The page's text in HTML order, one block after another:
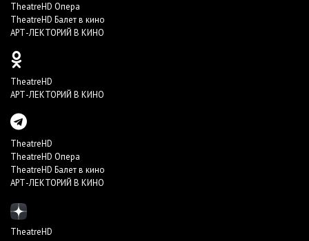
TheatreHD Опера
TheatreHD Балет в кино
АРТ-ЛЕКТОРИЙ В КИНО
TheatreHD
АРТ-ЛЕКТОРИЙ В КИНО
TheatreHD
TheatreHD Опера
TheatreHD Балет в кино
АРТ-ЛЕКТОРИЙ В КИНО
TheatreHD